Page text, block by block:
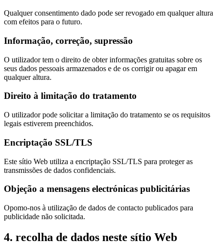
Qualquer consentimento dado pode ser revogado em qualquer altura
com efeitos para o futuro.
Informação, correção, supressão
O utilizador tem o direito de obter informações gratuitas sobre os
seus dados pessoais armazenados e de os corrigir ou apagar em
qualquer altura.
Direito à limitação do tratamento
O utilizador pode solicitar a limitação do tratamento se os requisitos
legais estiverem preenchidos.
Encriptação SSL/TLS
Este sítio Web utiliza a encriptação SSL/TLS para proteger as
transmissões de dados confidenciais.
Objeção a mensagens electrónicas publicitárias
Opomo-nos à utilização de dados de contacto publicados para
publicidade não solicitada.
4. recolha de dados neste sítio Web